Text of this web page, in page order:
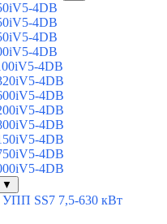
4DB
4DB
4DB
4DB
4DB
4DB
4DB
4DB
4DB
4DB
4DB
4DB
▼
УПП SS7 7,5-630 кВт